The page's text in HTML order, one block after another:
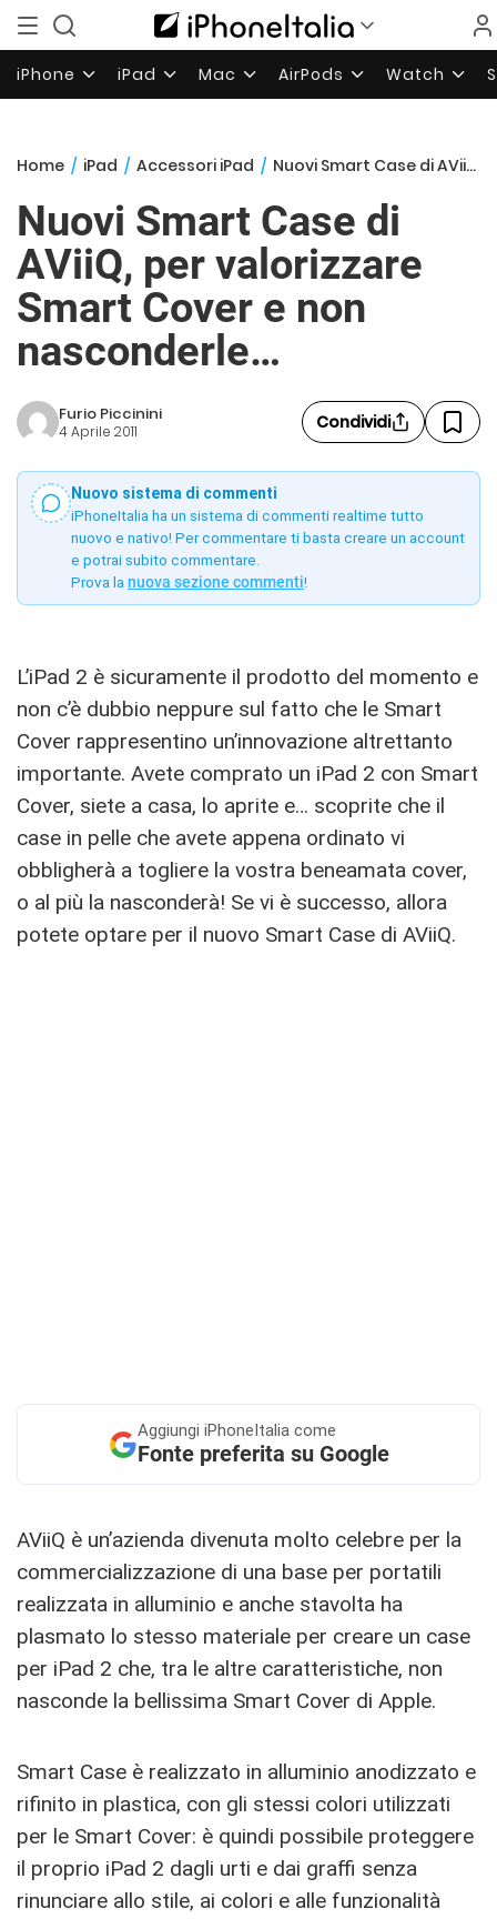
iPhone iPad Mac AirPods Watch
Home / iPad / Accessori iPad / Nuovi Smart Case di AViiQ, per valorizzare Smart Cover e non nasconderle…
Nuovi Smart Case di
AViiQ, per valorizzare
Smart Cover e non
nasconderle…
Furio Piccinini
4 Aprile 2011 Condividi
Nuovo sistema di commenti
iPhoneItalia ha un sistema di commenti realtime tutto
nuovo e nativo! Per commentare ti basta creare un account
e potrai subito commentare.
Prova la nuova sezione commenti!
L’iPad 2 è sicuramente il prodotto del momento e
non c’è dubbio neppure sul fatto che le Smart
Cover rappresentino un’innovazione altrettanto
importante. Avete comprato un iPad 2 con Smart
Cover, siete a casa, lo aprite e… scoprite che il
case in pelle che avete appena ordinato vi
obbligherà a togliere la vostra beneamata cover,
o al più la nasconderà! Se vi è successo, allora
potete optare per il nuovo Smart Case di AViiQ.
Aggiungi iPhoneItalia come
Fonte preferita su Google
AViiQ è un’azienda divenuta molto celebre per la
commercializzazione di una base per portatili
realizzata in alluminio e anche stavolta ha
plasmato lo stesso materiale per creare un case
per iPad 2 che, tra le altre caratteristiche, non
nasconde la bellissima Smart Cover di Apple.
Smart Case è realizzato in alluminio anodizzato e
rifinito in plastica, con gli stessi colori utilizzati
per le Smart Cover: è quindi possibile proteggere
il proprio iPad 2 dagli urti e dai graffi senza
rinunciare allo stile, ai colori e alle funzionalità